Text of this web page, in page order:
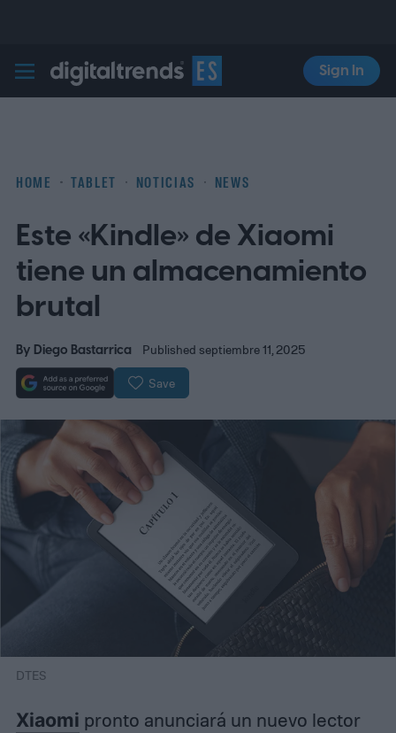
Digital Trends Español
Sign In
HOME TABLET NOTICIAS NEWS
Este «Kindle» de Xiaomi
tiene un almacenamiento
brutal
By Diego Bastarrica Published septiembre 11, 2025
Save
DTES
Xiaomi pronto anunciará un nuevo lector